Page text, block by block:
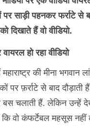
साड़ी पहनकर फर्राटे से
दिखाते हैं वो वीडियो.
हो रहा वीडियो
की मीना भगवान
पर फ़र्राटे से बाद
बस चलाती हैं. लेकिन उन्हें
वो कंफर्टेबल महसूस नहीं